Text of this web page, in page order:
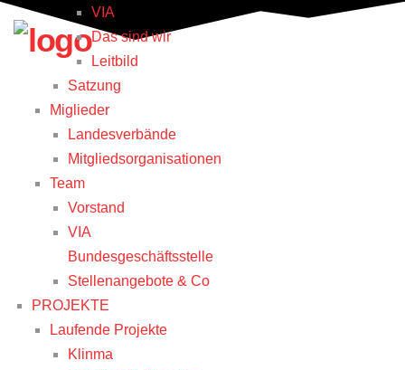
VIA
Das sind wir
Leitbild
Satzung
Miglieder
Landesverbände
Mitgliedsorganisationen
Team
Vorstand
VIA
Bundesgeschäftsstelle
Stellenangebote & Co
PROJEKTE
Laufende Projekte
Klinma